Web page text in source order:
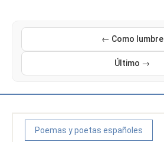
← Como lumbre
Último →
Poemas y poetas españoles